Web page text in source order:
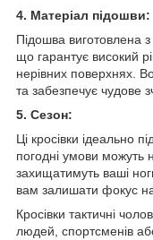
4. Матеріал підошви:
Підошва виготовлена
що гарантує високий
нерівних поверхнях.
та забезпечує чудове
5. Сезон:
Ці кросівки ідеально
погодні умови можуть
захищатимуть ваші
вам залишати фокус
Кросівки тактичні
людей, спортсменів